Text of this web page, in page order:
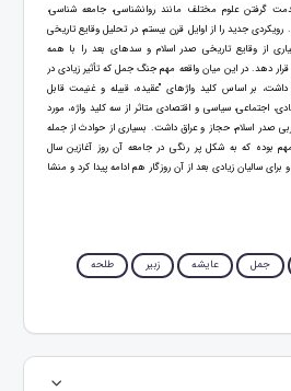
گرفتن علوم مختلف مانند روانشناسی، جامعه شناسی،
رویکردی جدید را از اوایل قرن بیستم، در تحلیل وقایع تاریخی
از وقایع تاریخی صدر اسلام و سدهای بعد را با همه
دهد. در این میان واقعه مهم جنگ جمل که تأثیر زیادی در
بر اساس کلید واژهای "عقیده، قبیله و غنیمت قابل
اجتماعی، سیاسی و اقتصادی متاثر از سه کلید واژه، مورد
صدر اسلام، حجاز و عراق داشت. بسیاری از حوادث از جمله
بوده که به شکل پر رنگی در جامعه آن روز آغازین سال
سالیان زیادی بعد از آن روزگار هم ادامه پیدا کرد و منشا
جمل عایشه زبیر طلحه